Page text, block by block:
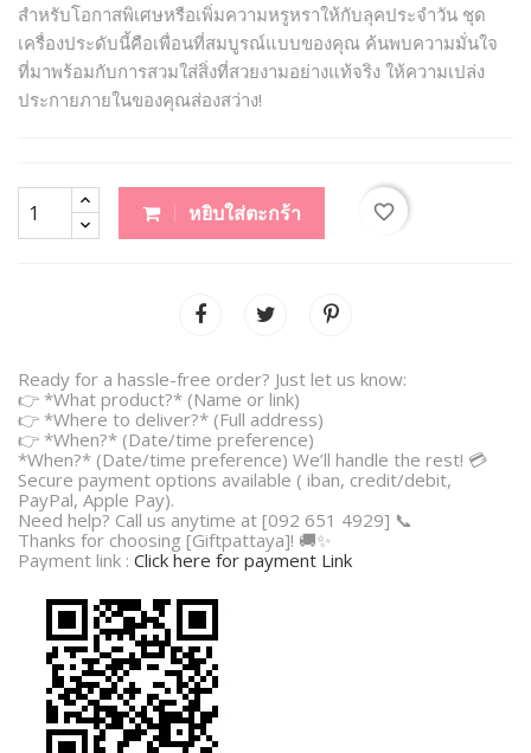
สำหรับโอกาสพิเศษหรือเพิ่มความหรูหราให้กับลุคประจำวัน ชุด
เครื่องประดับนี้คือเพื่อนที่สมบูรณ์แบบของคุณ ค้นพบความมั่นใจ
ที่มาพร้อมกับการสวมใส่สิ่งที่สวยงามอย่างแท้จริง ให้ความเปล่ง
ประกายภายในของคุณส่องสว่าง!
หยิบใส่ตะกร้า favorite_border
Ready for a hassle-free order? Just let us know:
👉 *What product?* (Name or link)
👉 *Where to deliver?* (Full address)
👉 *When?* (Date/time preference)
*When?* (Date/time preference) We’ll handle the rest! 💳
Secure payment options available ( iban, credit/debit,
PayPal, Apple Pay).
Need help? Call us anytime at [092 651 4929] 📞
Thanks for choosing [Giftpattaya]! 🚚✨
Payment link : Click here for payment Link